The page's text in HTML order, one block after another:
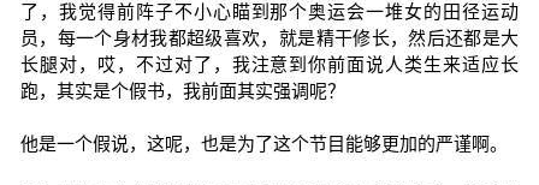
了，我觉得前阵子不小心瞄到那个奥运会一堆女的田径运动
员，每一个身材我都超级喜欢，就是精干修长，然后还都是大
长腿对，哎，不过对了，我注意到你前面说人类生来适应长
跑，其实是个假书，我前面其实强调呢？
他是一个假说，这呢，也是为了这个节目能够更加的严谨啊。